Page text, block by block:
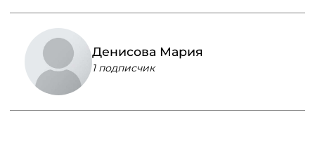
Денисова Мария
1 подписчик